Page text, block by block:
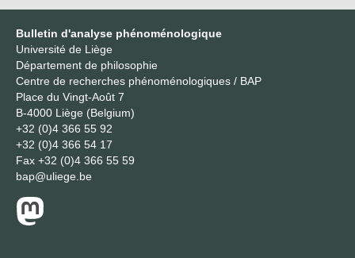
Bulletin d'analyse phénoménologique
Université de Liège
Département de philosophie
Centre de recherches phénoménologiques / BAP
Place du Vingt-Août 7
B-4000 Liège (Belgium)
+32 (0)4 366 55 92
+32 (0)4 366 54 17
Fax +32 (0)4 366 55 59
bap@uliege.be